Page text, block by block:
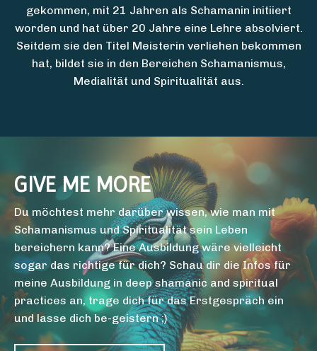
gekommen, mit 21 Jahren als Schamanin initiiert
worden und hat über 20 Jahre eine Lehre absolviert.
Seitdem sie den Titel Meisterin verliehen bekommen
hat, bildet sie in den Bereichen Schamanismus,
Medialität und Spiritualität aus.
GIVE ME MORE
Du möchtest mehr darüber wissen, wie man mit
Schamanismus und Spiritualität sein Leben
bereichern kann? Eine Ausbildung wäre vielleicht
sogar das richtige für dich? Schau dir die Infos für
meine Ausbildung in deep shamanic and spiritual
practices an, trage dich für das Erstgespräch ein
und lasse dich be-geistern ;)